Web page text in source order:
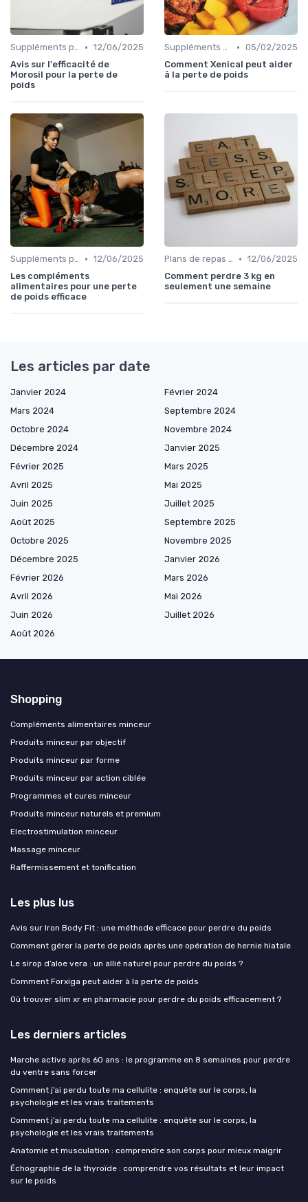
Suppléments pour la perte de poids • 12/06/2025
Avis sur l'efficacité de
Morosil pour la perte de
poids
Suppléments pour la perte de poids • 05/02/2025
Comment Xenical peut aider
à la perte de poids
Suppléments pour la perte de poids • 12/06/2025
Les compléments
alimentaires pour une perte
de poids efficace
Plans de repas pour la perte de poids • 12/06/2025
Comment perdre 3 kg en
seulement une semaine
Les articles par date
Janvier 2024
Février 2024
Mars 2024
Septembre 2024
Octobre 2024
Novembre 2024
Décembre 2024
Janvier 2025
Février 2025
Mars 2025
Avril 2025
Mai 2025
Juin 2025
Juillet 2025
Août 2025
Septembre 2025
Octobre 2025
Novembre 2025
Décembre 2025
Janvier 2026
Février 2026
Mars 2026
Avril 2026
Mai 2026
Juin 2026
Juillet 2026
Août 2026
Shopping
Compléments alimentaires minceur
Produits minceur par objectif
Produits minceur par forme
Produits minceur par action ciblée
Programmes et cures minceur
Produits minceur naturels et premium
Electrostimulation minceur
Massage minceur
Raffermissement et tonification
Les plus lus
Avis sur Iron Body Fit : une méthode efficace pour perdre du poids
Comment gérer la perte de poids après une opération de hernie hiatale
Le sirop d’aloe vera : un allié naturel pour perdre du poids ?
Comment Forxiga peut aider à la perte de poids
Où trouver slim xr en pharmacie pour perdre du poids efficacement ?
Les derniers articles
Marche active après 60 ans : le programme en 8 semaines pour perdre
du ventre sans forcer
Comment j’ai perdu toute ma cellulite : enquête sur le corps, la
psychologie et les vrais traitements
Comment j’ai perdu toute ma cellulite : enquête sur le corps, la
psychologie et les vrais traitements
Anatomie et musculation : comprendre son corps pour mieux maigrir
Échographie de la thyroïde : comprendre vos résultats et leur impact
sur le poids